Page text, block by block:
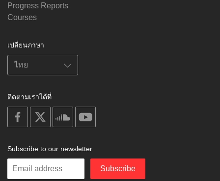
Progress Reports
Courses
เปลี่ยนภาษา
ติดตามเราได้ที่
on
facebook
soundcloud
Subscribe to our newsletter
Enter
Subscribe